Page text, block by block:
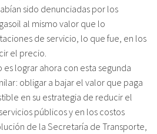
sido denunciadas por los
al mismo valor que lo
de servicio, lo que fue, en los
el precio.
lograr ahora con esta segunda
obligar a bajar el valor que paga
en su estrategia de reducir el
públicos y en los costos
de la Secretaría de Transporte,